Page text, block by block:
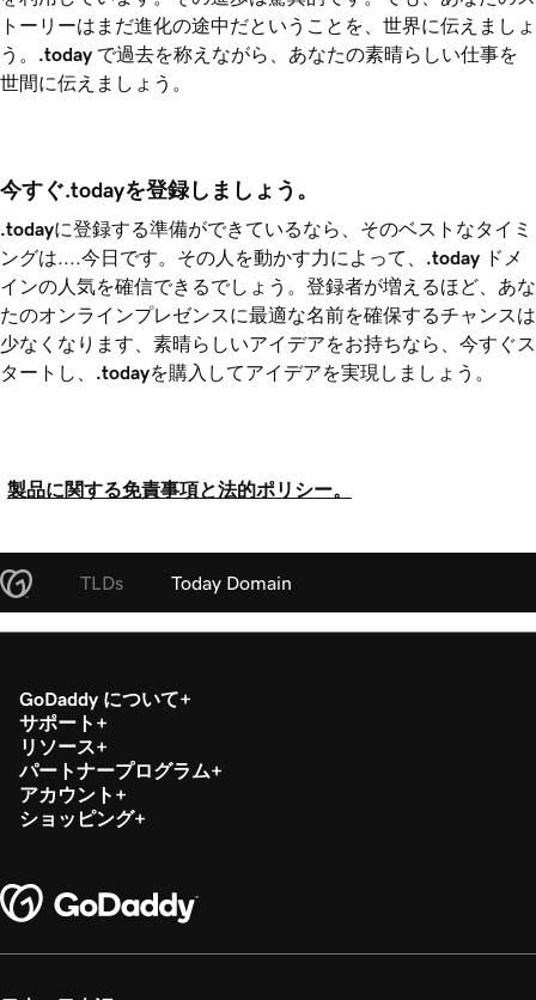
トーリーはまだ進化の途中だということを、世界に伝えましょ
う。
.today で過去を称えながら、あなたの素晴らしい仕事を
世間に伝えましょう。
今すぐ.todayを登録しましょう。
.todayに登録する準備ができているなら、そのベストなタイミ
ングは....今日です。その人を動かす力によって、
.today ドメ
インの人気を確信できるでしょう。登録者が増えるほど、あな
たのオンラインプレゼンスに最適な名前を確保するチャンスは
少なくなります、素晴らしいアイデアをお持ちなら、今すぐス
タートし、
.todayを購入してアイデアを実現しましょう。
製品に関する免責事項と法的ポリシー。
TLDs Today Domain
GoDaddy について
サポート
リソース
パートナープログラム
アカウント
ショッピング